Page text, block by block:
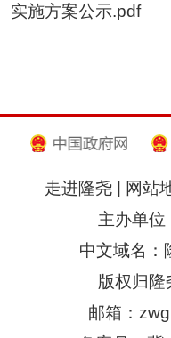
实施方案公示.pdf
走进隆尧| 网站
主办单位
中文域名：
版权归隆
邮箱：